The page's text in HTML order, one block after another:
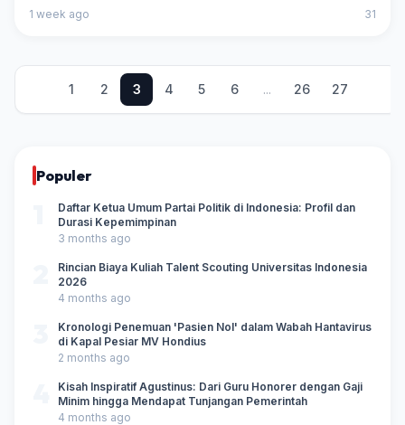
1 week ago 31
1 2 3 4 5 6 ... 26 27
Populer
Daftar Ketua Umum Partai Politik di Indonesia: Profil dan
Durasi Kepemimpinan
3 months ago
Rincian Biaya Kuliah Talent Scouting Universitas Indonesia
2026
4 months ago
Kronologi Penemuan 'Pasien Nol' dalam Wabah Hantavirus
di Kapal Pesiar MV Hondius
2 months ago
Kisah Inspiratif Agustinus: Dari Guru Honorer dengan Gaji
Minim hingga Mendapat Tunjangan Pemerintah
4 months ago